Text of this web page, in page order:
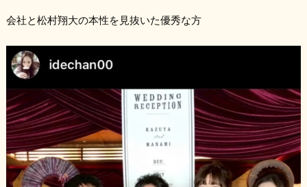
会社と松村翔大の本性を見抜いた優秀な方